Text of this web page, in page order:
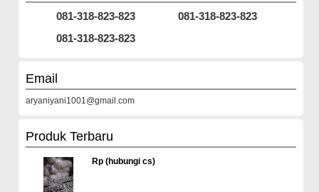
081-318-823-823
081-318-823-823
081-318-823-823
Email
aryaniyani1001@gmail.com
Produk Terbaru
Rp (hubungi cs)